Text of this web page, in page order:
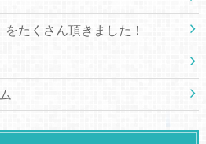
たくさん頂きました！